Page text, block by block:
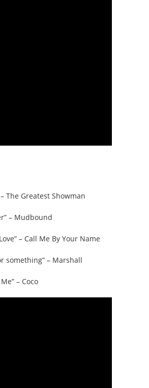
The Greatest Showman
– Mudbound
– Call Me By Your Name
something” – Marshall
– Coco